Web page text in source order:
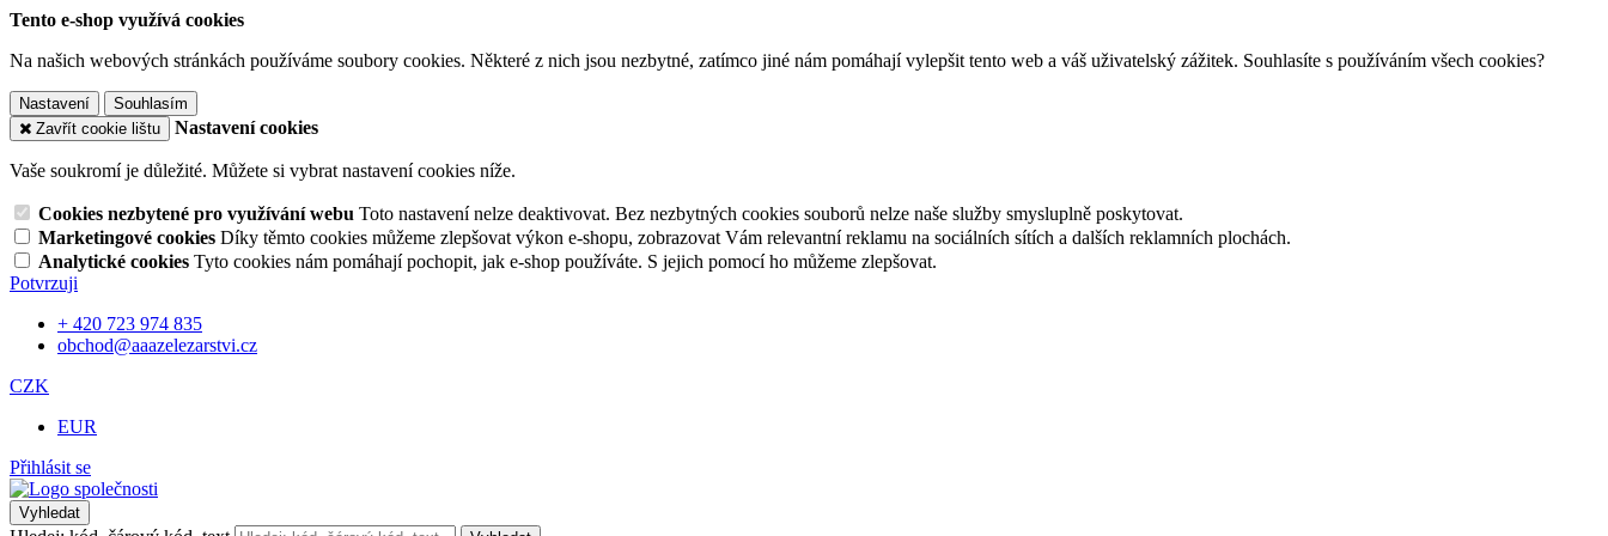
Tento e-shop využívá cookies
Na našich webových stránkách používáme soubory cookies. Některé z nich jsou nezbytné, zatímco jiné nám pomáhají vylepšit tento web a váš uživatelský zážitek. Souhlasíte s používáním všech cookies?
Nastavení
Souhlasím
Zavřít cookie lištu
Nastavení cookies
Vaše soukromí je důležité. Můžete si vybrat nastavení cookies níže.
Cookies nezbytené pro využívání webu Toto nastavení nelze deaktivovat. Bez nezbytných cookies souborů nelze naše služby smysluplně poskytovat.
Marketingové cookies Díky těmto cookies můžeme zlepšovat výkon e-shopu, zobrazovat Vám relevantní reklamu na sociálních sítích a dalších reklamních plochách.
Analytické cookies Tyto cookies nám pomáhají pochopit, jak e-shop používáte. S jejich pomocí ho můžeme zlepšovat.
Potvrzuji
+ 420 723 974 835
obchod@aaazelezarstvi.cz
CZK
EUR
Přihlásit se
Vyhledat